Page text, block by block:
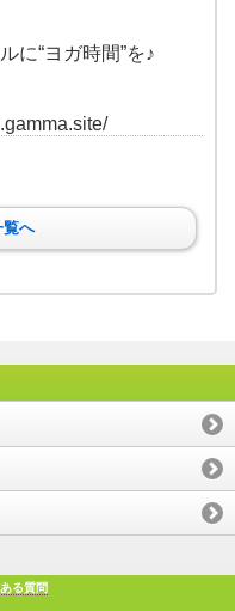
に“ヨガ時間”を♪
覧へ
る質問